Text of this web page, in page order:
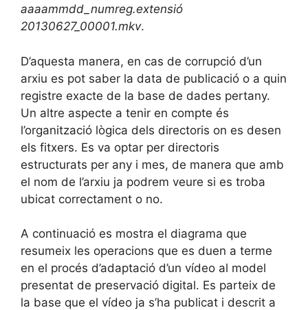
aaaammdd_numreg.extensió
20130627_00001.mkv.
D’aquesta manera, en cas de corrupció d’un
arxiu es pot saber la data de publicació o a quin
registre exacte de la base de dades pertany.
Un altre aspecte a tenir en compte és
l’organització lògica dels directoris on es desen
els fitxers. Es va optar per directoris
estructurats per any i mes, de manera que amb
el nom de l’arxiu ja podrem veure si es troba
ubicat correctament o no.
A continuació es mostra el diagrama que
resumeix les operacions que es duen a terme
en el procés d’adaptació d’un vídeo al model
presentat de preservació digital. Es parteix de
la base que el vídeo ja s’ha publicat i descrit a